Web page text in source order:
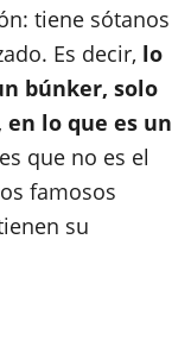
tiene sótanos
Es decir, lo
búnker, solo
lo que es un
que no es el
famosos
su